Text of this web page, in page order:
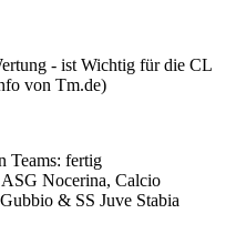
- ist Wichtig für die CL
von Tm.de)
Teams: fertig
Nocerina, Calcio
& SS Juve Stabia